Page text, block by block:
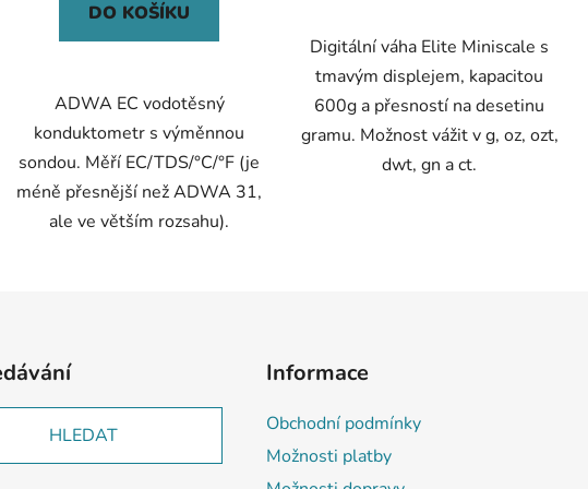
DO KOŠÍKU
ADWA EC vodotěsný
konduktometr s výměnnou
sondou. Měří EC/TDS/°C/°F (je
méně přesnější než ADWA 31,
ale ve větším rozsahu).
Digitální váha Elite Miniscale s
tmavým displejem, kapacitou
600g a přesností na desetinu
gramu. Možnost vážit v g, oz, ozt,
dwt, gn a ct.
HLEDAT
Informace
Obchodní podmínky
Možnosti platby